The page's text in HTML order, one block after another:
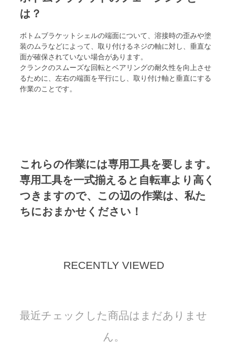
は？
ボトムブラケットシェルの端面について、溶接時の歪みや塗
装のムラなどによって、取り付けるネジの軸に対し、垂直な
面が確保されていない場合があります。
クランクのスムーズな回転とベアリングの耐久性を向上させ
るために、左右の端面を平行にし、取り付け軸と垂直にする
作業のことです。
これらの作業には専用工具を要します。
専用工具を一式揃えると自転車より高く
つきますので、この辺の作業は、私た
ちにおまかせください！
RECENTLY VIEWED
最近チェックした商品はまだありませ
ん。